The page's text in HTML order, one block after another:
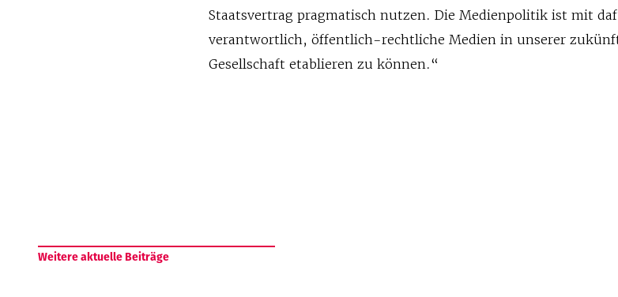
Staatsvertrag pragmatisch nutzen. Die Medienpolitik ist mit
verantwortlich, öffentlich-rechtliche Medien in unserer
Gesellschaft etablieren zu können.“
Weitere aktuelle Beiträge